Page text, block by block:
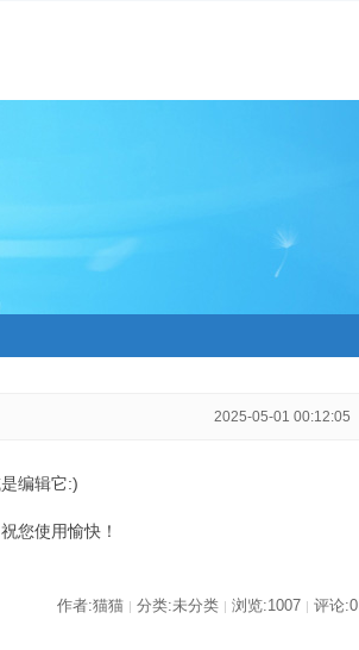
2025-05-01 00:12:05
编辑它:)
您使用愉快！
作者:猫猫 | 分类:未分类 | 浏览:1007 | 评论:0